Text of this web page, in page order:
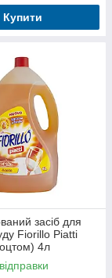
Купити
засіб для
Fiorillo Piatti
4л